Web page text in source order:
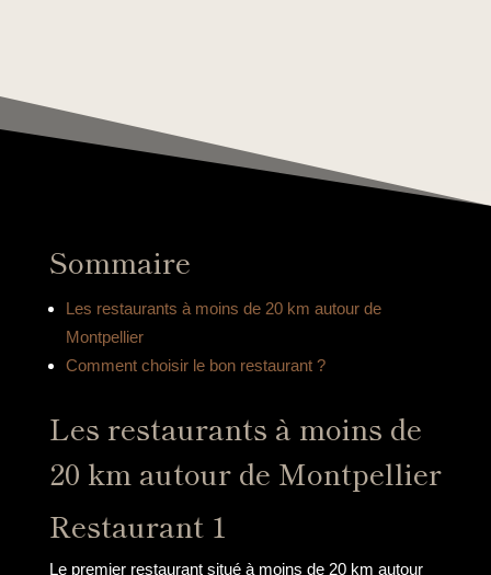
Sommaire
Les restaurants à moins de 20 km autour de
Montpellier
Comment choisir le bon restaurant ?
Les restaurants à moins de
20 km autour de Montpellier
Restaurant 1
Le premier restaurant situé à moins de 20 km autour